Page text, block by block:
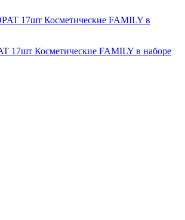
17шт Косметические FAMILY в наборе